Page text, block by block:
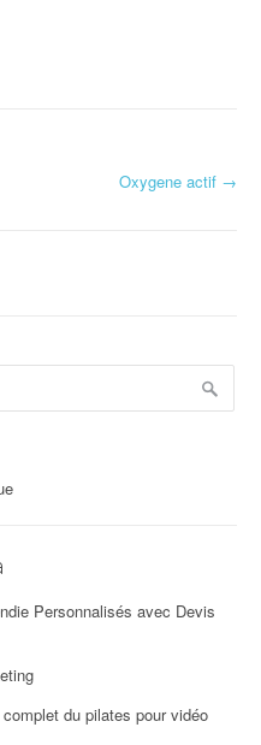
Oxygene actif →
Personnalisés avec Devis
du pilates pour vidéo